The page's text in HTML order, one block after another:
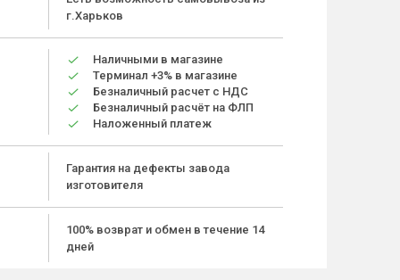
г.Харьков
Наличными в магазине
Терминал +3% в магазине
Безналичный расчет с НДС
Безналичный расчёт на ФЛП
Наложенный платеж
Гарантия на дефекты завода
изготовителя
100% возврат и обмен в течение 14
дней